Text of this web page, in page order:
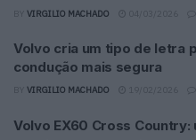
VIRGILIO MACHADO
Volvo cria um tipo de letra
condução mais segura
VIRGILIO MACHADO
Volvo EX60 Cross Country: